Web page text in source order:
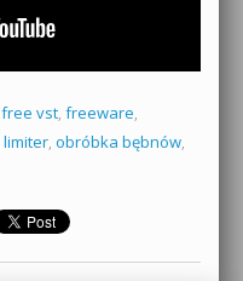
free vst, freeware,
limiter, obróbka bębnów,